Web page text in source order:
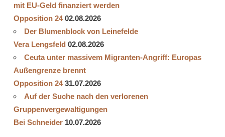
mit EU-Geld finanziert werden
Opposition 24 02.08.2026
Der Blumenblock von Leinefelde
Vera Lengsfeld 02.08.2026
Ceuta unter massivem Migranten-Angriff: Europas
Außengrenze brennt
Opposition 24 31.07.2026
Auf der Suche nach den verlorenen
Gruppenvergewaltigungen
Bei Schneider 10.07.2026